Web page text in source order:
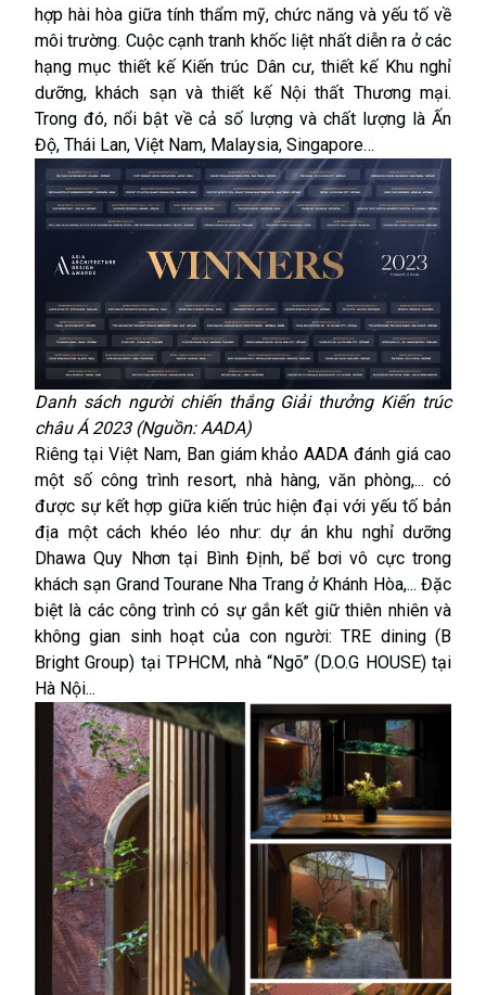
hợp hài hòa giữa tính thẩm mỹ, chức năng và yếu tố về
môi trường. Cuộc cạnh tranh khốc liệt nhất diễn ra ở các
hạng mục thiết kế Kiến trúc Dân cư, thiết kế Khu nghỉ
dưỡng, khách sạn và thiết kế Nội thất Thương mại.
Trong đó, nổi bật về cả số lượng và chất lượng là Ấn
Độ, Thái Lan, Việt Nam, Malaysia, Singapore…
Danh sách người chiến thắng Giải thưởng Kiến trúc
châu Á 2023 (Nguồn: AADA)
Riêng tại Việt Nam, Ban giám khảo AADA đánh giá cao
một số công trình resort, nhà hàng, văn phòng,... có
được sự kết hợp giữa kiến trúc hiện đại với yếu tố bản
địa một cách khéo léo như: dự án khu nghỉ dưỡng
Dhawa Quy Nhơn tại Bình Định, bể bơi vô cực trong
khách sạn Grand Tourane Nha Trang ở Khánh Hòa,... Đặc
biệt là các công trình có sự gắn kết giữ thiên nhiên và
không gian sinh hoạt của con người: TRE dining (B
Bright Group) tại TPHCM, nhà “Ngõ” (D.O.G HOUSE) tại
Hà Nội...